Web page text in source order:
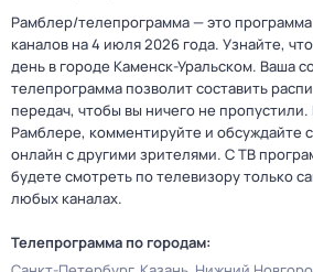
Рамблер/телепрограмма — это
каналов на 4 июля 2026 года. Узнайте,
день в городе Каменск-Уральском. Ваша
телепрограмма позволит составить
передач, чтобы вы ничего не пропустили.
Рамблере, комментируйте и обсуждайте
онлайн с другими зрителями. С ТВ
будете смотреть по телевизору только
любых каналах.
Телепрограмма по городам: